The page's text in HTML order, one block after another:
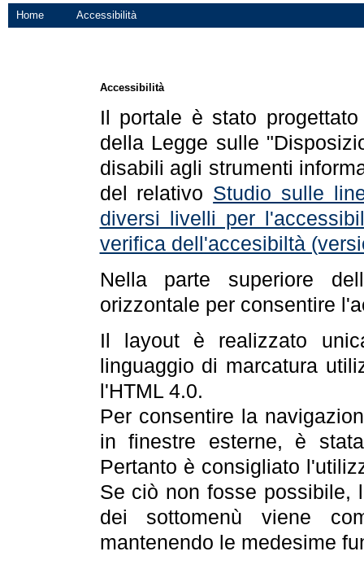
Home Accessibilità
Accessibilità
Il portale è stato
della Legge sulle
disabili agli strumenti
del relativo Studio sulle
diversi livelli per
verifica dell'accesibiltà
Nella parte superiore
orizzontale per consentire
Il layout è realizzato
linguaggio di marcatura
l'HTML 4.0.
Per consentire la
in finestre esterne, è
Pertanto è consigliato
Se ciò non fosse possibile,
dei sottomenù viene
mantenendo le medesime